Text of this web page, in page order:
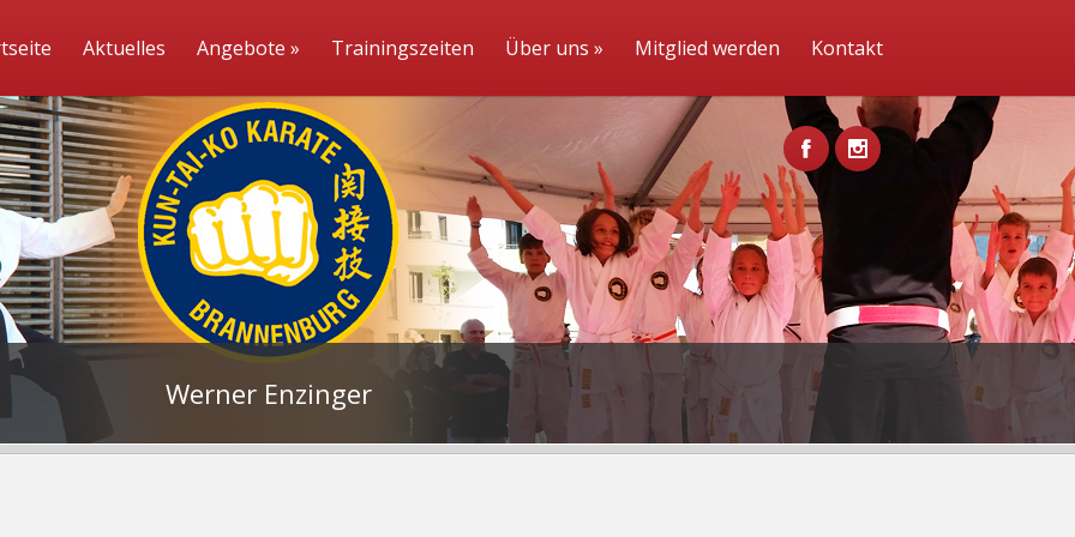
Aktuelles Angebote » Trainingszeiten Über uns » Mitglied werden Kontakt
Werner Enzinger